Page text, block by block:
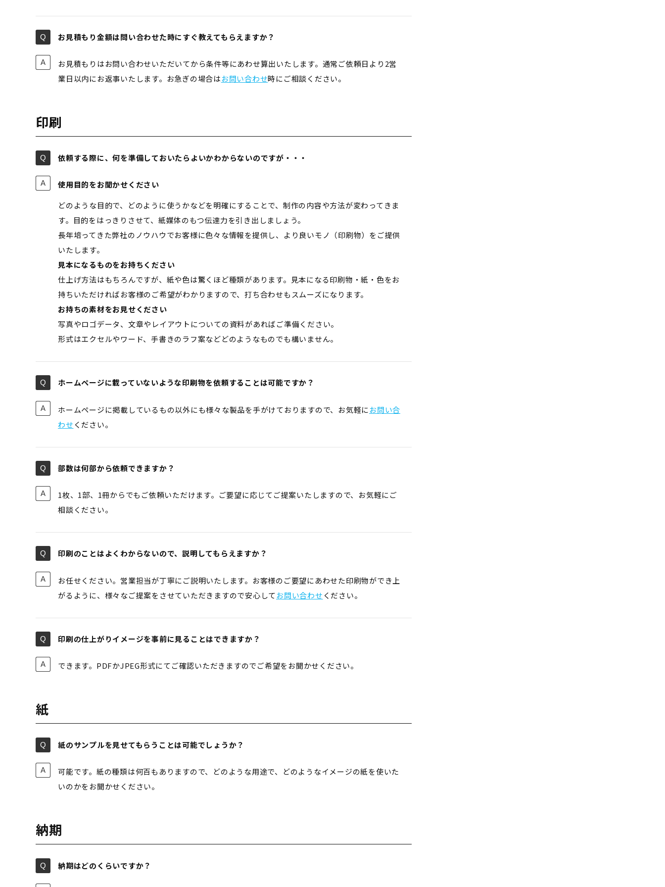
お見積もり金額は問い合わせた時にすぐ教えてもらえますか？
お見積もりはお問い合わせいただいてから条件等にあわせ算出いたします。通常ご依頼日より2営
業日以内にお返事いたします。お急ぎの場合はお問い合わせ時にご相談ください。
印刷
依頼する際に、何を準備しておいたらよいかわからないのですが・・・
使用目的をお聞かせください
どのような目的で、どのように使うかなどを明確にすることで、制作の内容や方法が変わってきま
す。目的をはっきりさせて、紙媒体のもつ伝達力を引き出しましょう。
長年培ってきた弊社のノウハウでお客様に色々な情報を提供し、より良いモノ（印刷物）をご提供
いたします。
見本になるものをお持ちください
仕上げ方法はもちろんですが、紙や色は驚くほど種類があります。見本になる印刷物・紙・色をお
持ちいただければお客様のご希望がわかりますので、打ち合わせもスムーズになります。
お持ちの素材をお見せください
写真やロゴデータ、文章やレイアウトについての資料があればご準備ください。
形式はエクセルやワード、手書きのラフ案などどのようなものでも構いません。
ホームページに載っていないような印刷物を依頼することは可能ですか？
ホームページに掲載しているもの以外にも様々な製品を手がけておりますので、お気軽にお問い合
わせ ください。
部数は何部から依頼できますか？
1枚、1部、1冊からでもご依頼いただけます。ご要望に応じてご提案いたしますので、お気軽にご
相談ください。
印刷のことはよくわからないので、説明してもらえますか？
お任せください。営業担当が丁寧にご説明いたします。お客様のご要望にあわせた印刷物ができ上
がるように、様々なご提案をさせていただきますので安心してお問い合わせ ください。
印刷の仕上がりイメージを事前に見ることはできますか？
できます。PDFかJPEG形式にてご確認いただきますのでご希望をお聞かせください。
紙
紙のサンプルを見せてもらうことは可能でしょうか？
可能です。紙の種類は何百もありますので、どのような用途で、どのようなイメージの紙を使いた
いのかをお聞かせください。
納期
納期はどのくらいですか？